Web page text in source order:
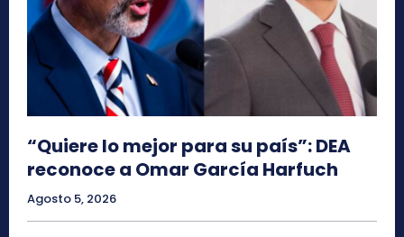
“Quiere lo mejor para su país”: DEA
reconoce a Omar García Harfuch
Agosto 5, 2026